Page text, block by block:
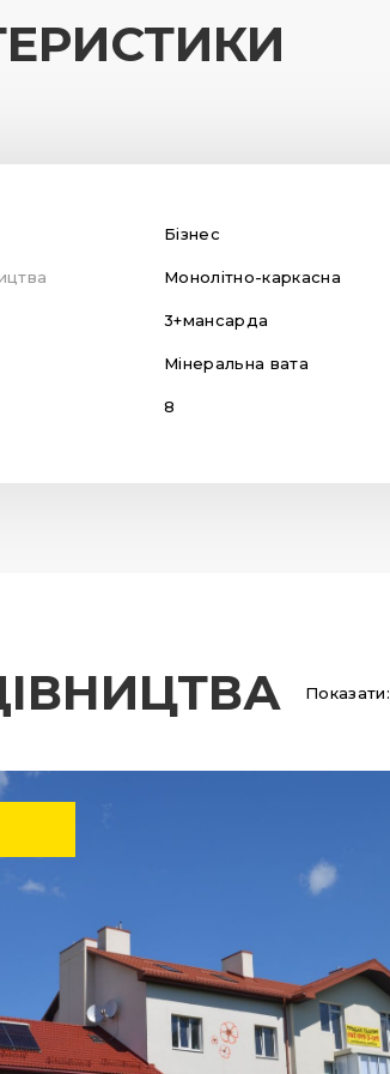
Бізнес
Монолітно-каркасна
3+мансарда
Мінеральна вата
8
Показати: